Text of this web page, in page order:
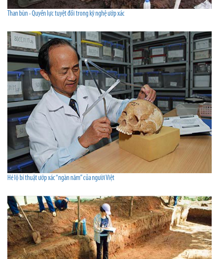
Than bùn - Quyền lực tuyệt đối trong kỹ nghệ ướp xác
Hé lộ bí thuật ướp xác “ngàn năm” của người Việt